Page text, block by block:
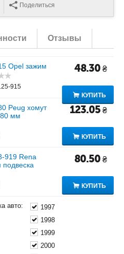
Поделиться
Отзывы
Opel зажим
915
48.30 ₴
КУПИТЬ
Peug хомут
мм
123.05 ₴
КУПИТЬ
919 Rena
подвеска
80.50 ₴
КУПИТЬ
авто:
1997
1998
1999
2000